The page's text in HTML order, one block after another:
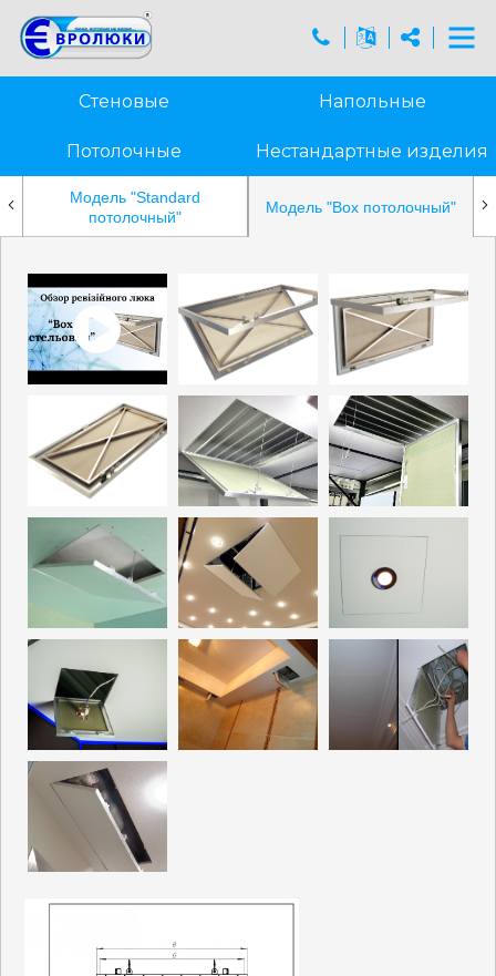
Стеновые Напольные
Потолочные Нестандартные изделия
Модель "Standard
потолочный"
Модель "Box потолочный"